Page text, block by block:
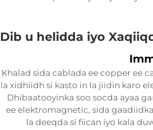
Dib u helidda iyo
Khalad sida cablada ee copper ee
la xidhiidh si kasto in la jiidin karo
Dhibaatooyinka soo socda ayaa
ee elektromagnetic, sida
la deeqda si fiican iyo kala